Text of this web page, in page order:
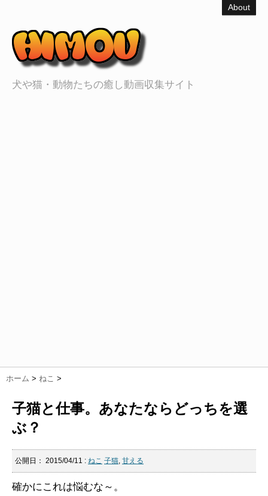
About
犬や猫・動物たちの癒し動画収集サイト
ホーム > ねこ >
子猫と仕事。あなたならどっちを選
ぶ？
公開日： 2015/04/11 : ねこ 子猫, 甘える
確かにこれは悩むな～。